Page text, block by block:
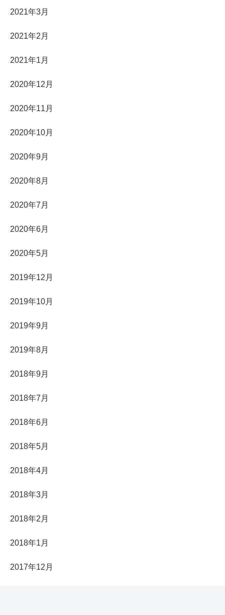
2021年3月
2021年2月
2021年1月
2020年12月
2020年11月
2020年10月
2020年9月
2020年8月
2020年7月
2020年6月
2020年5月
2019年12月
2019年10月
2019年9月
2019年8月
2018年9月
2018年7月
2018年6月
2018年5月
2018年4月
2018年3月
2018年2月
2018年1月
2017年12月